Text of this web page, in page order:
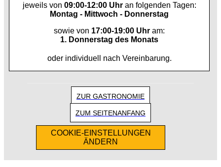
jeweils von 09:00-12:00 Uhran folgenden Tagen:
Montag - Mittwoch - Donnerstag
sowie von 17:00-19:00 Uhr am:
1. Donnerstag des Monats
oder individuell nach Vereinbarung.
ZUR GASTRONOMIE
ZUM SEITENANFANG
COOKIE-EINSTELLUNGEN
ÄNDERN